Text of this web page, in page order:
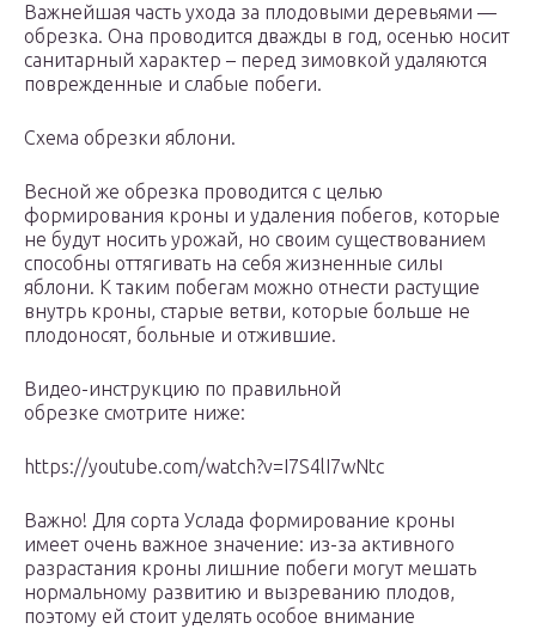
Важнейшая часть ухода за плодовыми деревьями —
обрезка. Она проводится дважды в год, осенью носит
санитарный характер – перед зимовкой удаляются
поврежденные и слабые побеги.
Схема обрезки яблони.
Весной же обрезка проводится с целью
формирования кроны и удаления побегов, которые
не будут носить урожай, но своим существованием
способны оттягивать на себя жизненные силы
яблони. К таким побегам можно отнести растущие
внутрь кроны, старые ветви, которые больше не
плодоносят, больные и отжившие.
Видео-инструкцию по правильной
обрезке смотрите ниже:
https://youtube.com/watch?v=I7S4lI7wNtc
Важно! Для сорта Услада формирование кроны
имеет очень важное значение: из-за активного
разрастания кроны лишние побеги могут мешать
нормальному развитию и вызреванию плодов,
поэтому ей стоит уделять особое внимание